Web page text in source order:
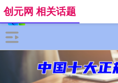
创元网 相关话题